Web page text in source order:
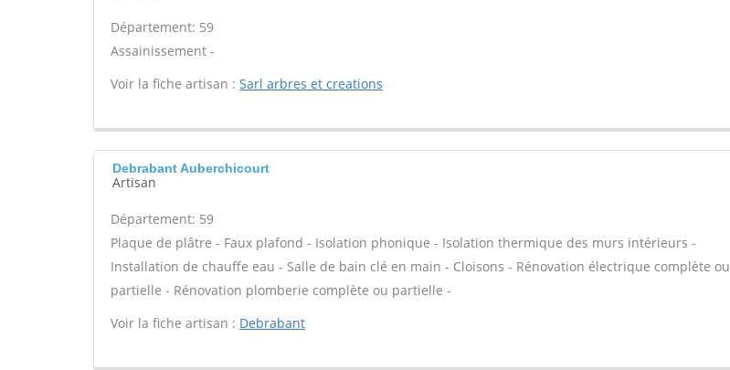
Département: 59
Assainissement -
Voir la fiche artisan : Sarl arbres et creations
Debrabant Auberchicourt
Artisan
Département: 59
Plaque de plâtre - Faux plafond - Isolation phonique - Isolation thermique des murs intérieurs -
Installation de chauffe eau - Salle de bain clé en main - Cloisons - Rénovation électrique complète ou
partielle - Rénovation plomberie complète ou partielle -
Voir la fiche artisan : Debrabant